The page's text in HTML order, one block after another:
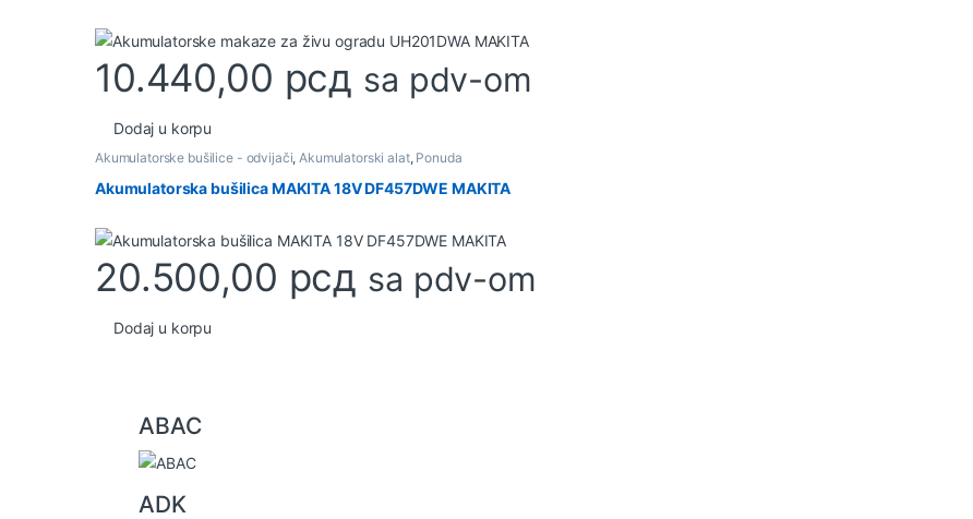
10.440,00 рсд sa pdv-om
Dodaj u korpu
Akumulatorske bušilice - odvijači,Akumulatorski alat, Ponuda
Akumulatorska bušilica MAKITA 18V DF457DWE MAKITA
20.500,00 рсд sa pdv-om
Dodaj u korpu
ABAC
ADK